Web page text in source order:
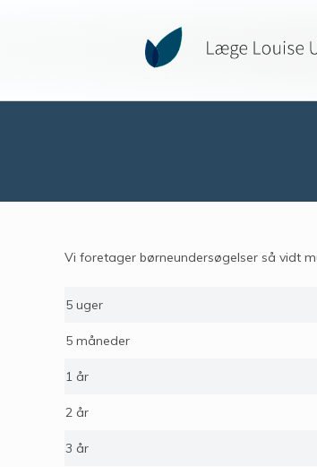
Vi foretager børneundersøgelser så vidt
5 uger
5 måneder
1 år
2 år
3 år